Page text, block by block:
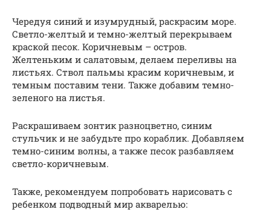
Чередуя синий и изумрудный, раскрасим море.
Светло-желтый и темно-желтый перекрываем
краской песок. Коричневым – остров.
Желтеньким и салатовым, делаем переливы на
листьях. Ствол пальмы красим коричневым, и
темным поставим тени. Также добавим темно-
зеленого на листья.
Раскрашиваем зонтик разноцветно, синим
стульчик и не забудьте про кораблик. Добавляем
темно-синим волны, а также песок разбавляем
светло-коричневым.
Также, рекомендуем попробовать нарисовать с
ребенком подводный мир акварелью: